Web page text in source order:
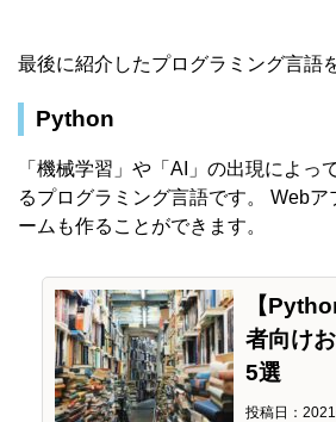
最後に紹介したプログラミング言語
Python
「機械学習」や「AI」の出現によっ
るプログラミング言語です。 Web
ームも作ることができます。
【
者向け
5選
投稿日：